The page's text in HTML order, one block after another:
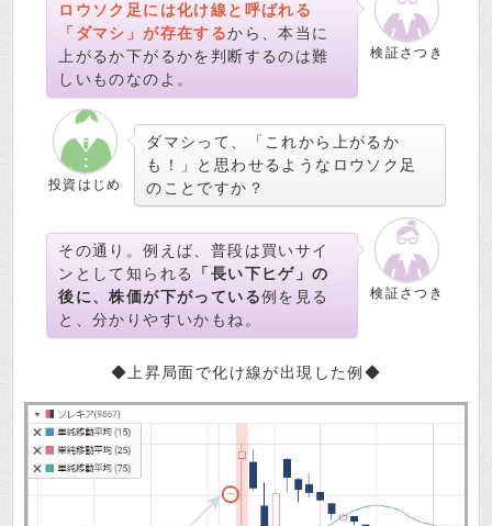
検証さつき
ロウソク足には化け線と呼ばれる
「ダマシ」が存在するから、本当に
上がるか下がるかを判断するのは難
しいものなのよ。
投資はじめ
ダマシって、「これから上がるか
も！」と思わせるようなロウソク足
のことですか？
検証さつき
その通り。例えば、普段は買いサイ
ンとして知られる
「長い下ヒゲ」の
後に、株価が下がっている例を見る
と、分かりやすいかもね。
◆上昇局面で化け線が出現した例◆